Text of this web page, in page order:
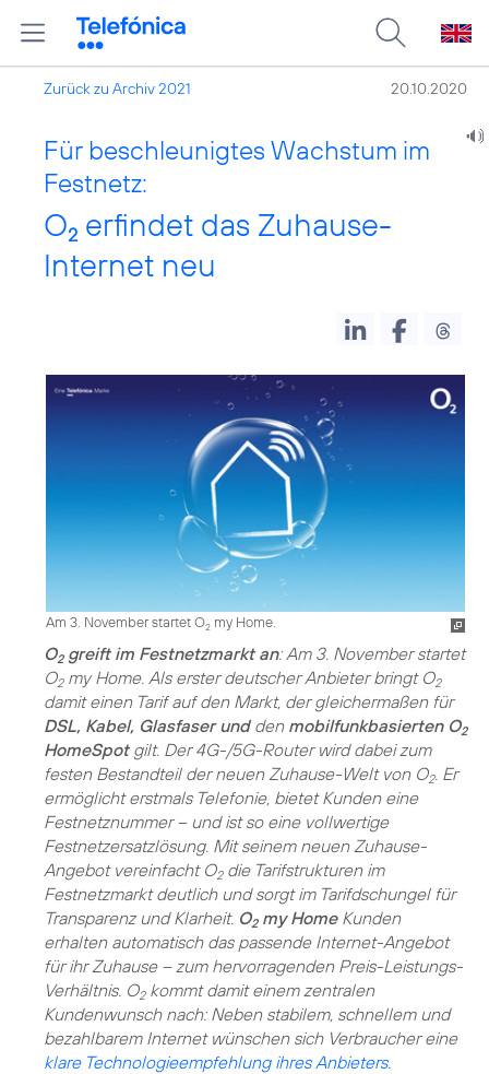
Zurück zu Archiv 2021 20.10.2020
Für beschleunigtes Wachstum im
Festnetz:
O2 erfindet das Zuhause-
Internet neu
Am 3. November startet O2 my Home.
O2greift im Festnetzmarkt an: Am 3. November startet
O2my Home. Als erster deutscher Anbieter bringt O2
damit einen Tarif auf den Markt, der gleichermaßen für
DSL, Kabel, Glasfaser undden mobilfunkbasierten O2
HomeSpotgilt. Der 4G-/5G-Router wird dabei zum
festen Bestandteil der neuen Zuhause-Welt von O2. Er
ermöglicht erstmals Telefonie, bietet Kunden eine
Festnetznummer – und ist so eine vollwertige
Festnetzersatzlösung. Mit seinem neuen Zuhause-
Angebot vereinfacht O2die Tarifstrukturen im
Festnetzmarkt deutlich und sorgt im Tarifdschungel für
Transparenz und Klarheit. O2my HomeKunden
erhalten automatisch das passende Internet-Angebot
für ihr Zuhause – zum hervorragenden Preis-Leistungs-
Verhältnis. O2kommt damit einem zentralen
Kundenwunsch nach: Neben stabilem, schnellem und
bezahlbarem Internet wünschen sich Verbraucher eine
klare Technologieempfehlung ihres Anbieters.